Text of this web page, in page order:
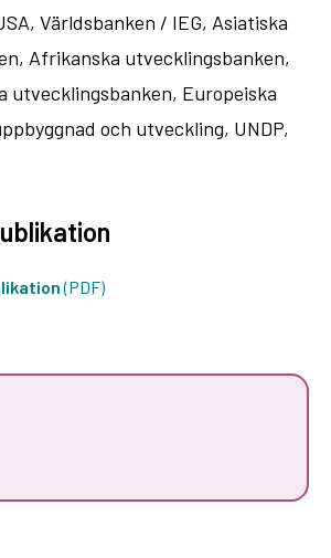
Världsbanken / IEG, Asiatiska
Afrikanska utvecklingsbanken,
utvecklingsbanken, Europeiska
och utveckling, UNDP,
(PDF)